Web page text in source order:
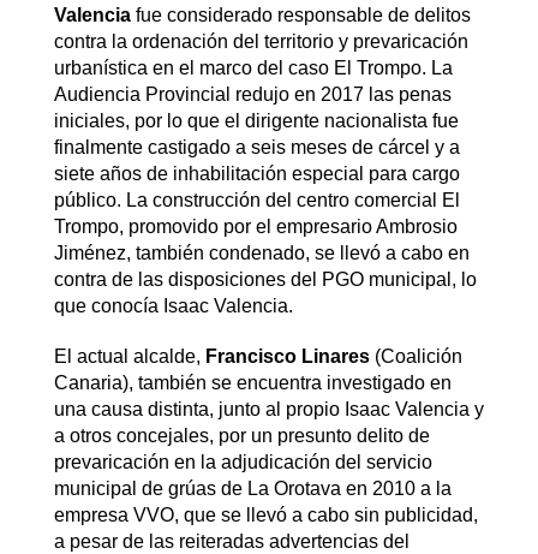
Valenciafue considerado responsable de delitos
contra la ordenación del territorio y prevaricación
urbanística en el marco del caso El Trompo. La
Audiencia Provincial redujo en 2017 las penas
iniciales, por lo que el dirigente nacionalista fue
finalmente castigado a seis meses de cárcel y a
siete años de inhabilitación especial para cargo
público. La construcción del centro comercial El
Trompo, promovido por el empresario Ambrosio
Jiménez, también condenado, se llevó a cabo en
contra de las disposiciones del PGO municipal, lo
que conocía Isaac Valencia.
El actual alcalde, Francisco Linares (Coalición
Canaria), también se encuentra investigado en
una causa distinta, junto al propio Isaac Valencia y
a otros concejales, por un presunto delito de
prevaricación en la adjudicación del servicio
municipal de grúas de La Orotava en 2010 a la
empresa VVO, que se llevó a cabo sin publicidad,
a pesar de las reiteradas advertencias del